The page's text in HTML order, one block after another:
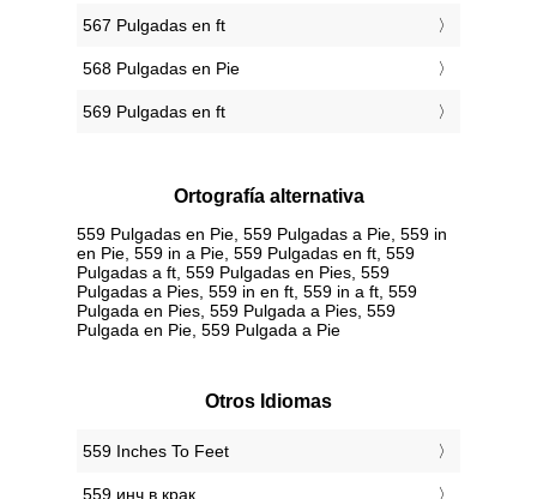
567 Pulgadas en ft
568 Pulgadas en Pie
569 Pulgadas en ft
Ortografía alternativa
559 Pulgadas en Pie, 559 Pulgadas a Pie, 559 in
en Pie, 559 in a Pie, 559 Pulgadas en ft, 559
Pulgadas a ft, 559 Pulgadas en Pies, 559
Pulgadas a Pies, 559 in en ft, 559 in a ft, 559
Pulgada en Pies, 559 Pulgada a Pies, 559
Pulgada en Pie, 559 Pulgada a Pie
Otros Idiomas
‎559 Inches To Feet
‎559 инч в крак